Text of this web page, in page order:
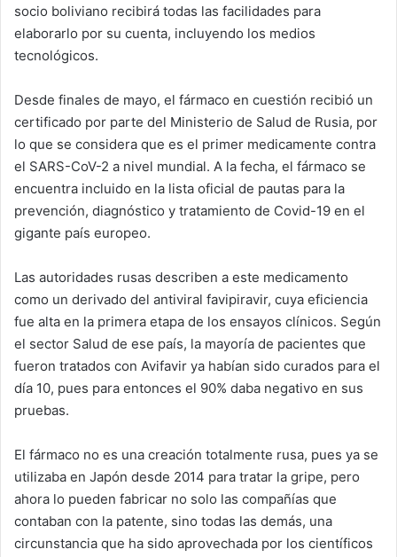
socio boliviano recibirá todas las facilidades para
elaborarlo por su cuenta, incluyendo los medios
tecnológicos.
Desde finales de mayo, el fármaco en cuestión recibió un
certificado por parte del Ministerio de Salud de Rusia, por
lo que se considera que es el primer medicamente contra
el SARS-CoV-2 a nivel mundial. A la fecha, el fármaco se
encuentra incluido en la lista oficial de pautas para la
prevención, diagnóstico y tratamiento de Covid-19 en el
gigante país europeo.
Las autoridades rusas describen a este medicamento
como un derivado del antiviral favipiravir, cuya eficiencia
fue alta en la primera etapa de los ensayos clínicos. Según
el sector Salud de ese país, la mayoría de pacientes que
fueron tratados con Avifavir ya habían sido curados para el
día 10, pues para entonces el 90% daba negativo en sus
pruebas.
El fármaco no es una creación totalmente rusa, pues ya se
utilizaba en Japón desde 2014 para tratar la gripe, pero
ahora lo pueden fabricar no solo las compañías que
contaban con la patente, sino todas las demás, una
circunstancia que ha sido aprovechada por los científicos